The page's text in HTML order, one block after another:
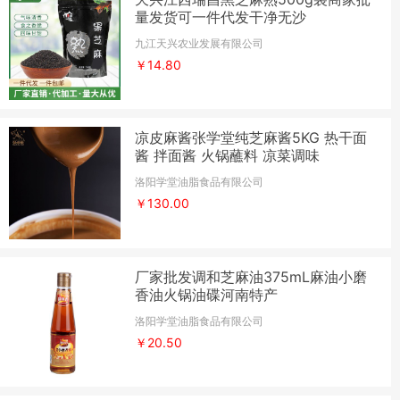
量发货可一件代发干净无沙
九江天兴农业发展有限公司
￥14.80
凉皮麻酱张学堂纯芝麻酱5KG 热干面
酱 拌面酱 火锅蘸料 凉菜调味
洛阳学堂油脂食品有限公司
￥130.00
厂家批发调和芝麻油375mL麻油小磨
香油火锅油碟河南特产
洛阳学堂油脂食品有限公司
￥20.50